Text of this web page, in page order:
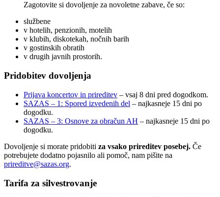
Zagotovite si dovoljenje za novoletne zabave, če so:
službene
v hotelih, penzionih, motelih
v klubih, diskotekah, nočnih barih
v gostinskih obratih
v drugih javnih prostorih.
Pridobitev dovoljenja
Prijava koncertov in prireditev – vsaj 8 dni pred dogodkom.
SAZAS – 1: Spored izvedenih del – najkasneje 15 dni po
dogodku.
SAZAS – 3: Osnove za obračun AH – najkasneje 15 dni po
dogodku.
Dovoljenje si morate pridobiti za vsako prireditev posebej. Če
potrebujete dodatno pojasnilo ali pomoč, nam pišite na
prireditve@sazas.org.
Tarifa za silvestrovanje